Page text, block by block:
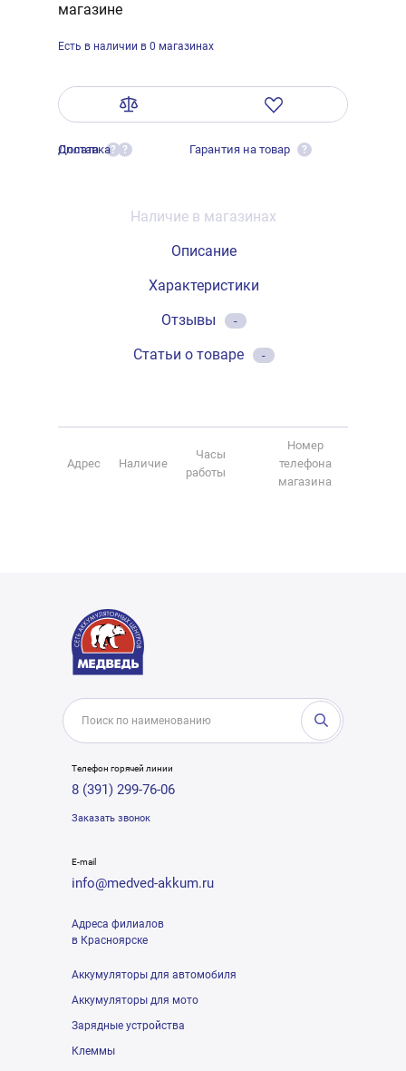
магазине
Есть в наличии в 0 магазинах
Оплата ?
Доставка ? Гарантия на товар ?
Наличие в магазинах
Описание
Характеристики
Отзывы
-
Статьи о товаре -
Адрес Наличие
Часы
работы
Номер
телефона
магазина
Телефон горячей линии
8 (391) 299-76-06
Заказать звонок
E-mail
info@medved-akkum.ru
Адреса филиалов
в Красноярске
Аккумуляторы для автомобиля
Аккумуляторы для мото
Зарядные устройства
Клеммы